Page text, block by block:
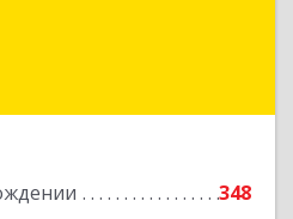
348
обл, Усолье-Сибирское г,